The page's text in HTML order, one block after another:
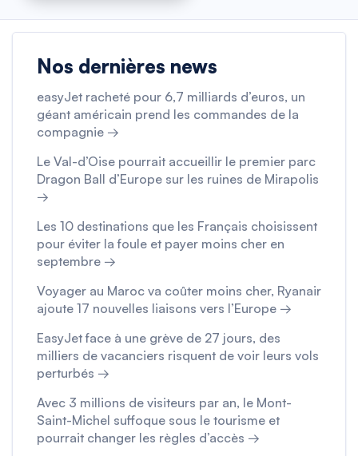
Nos dernières news
easyJet racheté pour 6,7 milliards d’euros, un
géant américain prend les commandes de la
compagnie →
Le Val-d’Oise pourrait accueillir le premier parc
Dragon Ball d’Europe sur les ruines de Mirapolis
→
Les 10 destinations que les Français choisissent
pour éviter la foule et payer moins cher en
septembre →
Voyager au Maroc va coûter moins cher, Ryanair
ajoute 17 nouvelles liaisons vers l’Europe →
EasyJet face à une grève de 27 jours, des
milliers de vacanciers risquent de voir leurs vols
perturbés →
Avec 3 millions de visiteurs par an, le Mont-
Saint-Michel suffoque sous le tourisme et
pourrait changer les règles d’accès →